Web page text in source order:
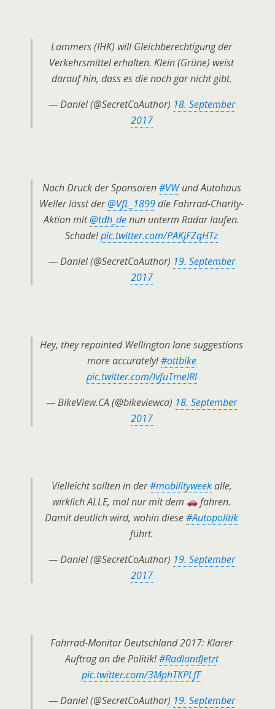
Lammers (IHK) will Gleichberechtigung der
Verkehrsmittel erhalten. Klein (Grüne) weist
darauf hin, dass es die noch gar nicht gibt.
— Daniel (@SecretCoAuthor) 18. September
2017
Nach Druck der Sponsoren#VWund Autohaus
Weller lässt der@VfL_1899die Fahrrad-Charity-
Aktion mit@tdh_denun unterm Radar laufen.
Schade!pic.twitter.com/PAKjFZqHTz
— Daniel (@SecretCoAuthor) 19. September
2017
Hey, they repainted Wellington lane suggestions
more accurately!#ottbike
pic.twitter.com/lvfuTmeIRl
— BikeView.CA (@bikeviewca) 18. September
2017
Vielleicht sollten in der#mobilityweekalle,
wirklich ALLE, mal nur mit dem
fahren.
Damit deutlich wird, wohin diese#Autopolitik
führt.
— Daniel (@SecretCoAuthor) 19. September
2017
Fahrrad-Monitor Deutschland 2017: Klarer
Auftrag an die Politik!#RadlandJetzt
pic.twitter.com/3MphTKPLfF
— Daniel (@SecretCoAuthor) 19. September